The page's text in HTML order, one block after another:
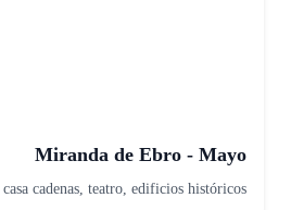
Miranda de Ebro - Mayo
casa cadenas, teatro, edificios históricos